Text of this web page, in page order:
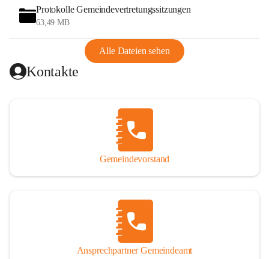
Protokolle Gemeindevertretungssitzungen
63,49 MB
Alle Dateien sehen
Kontakte
Gemeindevorstand
Ansprechpartner Gemeindeamt